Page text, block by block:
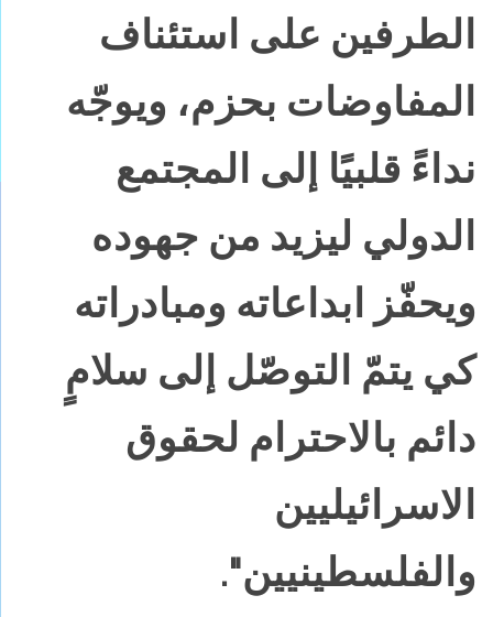
الطرفين على استئناف
المفاوضات بحزم، ويوجّه
نداءً قلبيًا إلى المجتمع
الدولي ليزيد من جهوده
ويحفّز ابداعاته ومبادراته
كي يتمّ التوصّل إلى سلامٍ
دائم بالاحترام لحقوق
الاسرائيليين
والفلسطينيين".